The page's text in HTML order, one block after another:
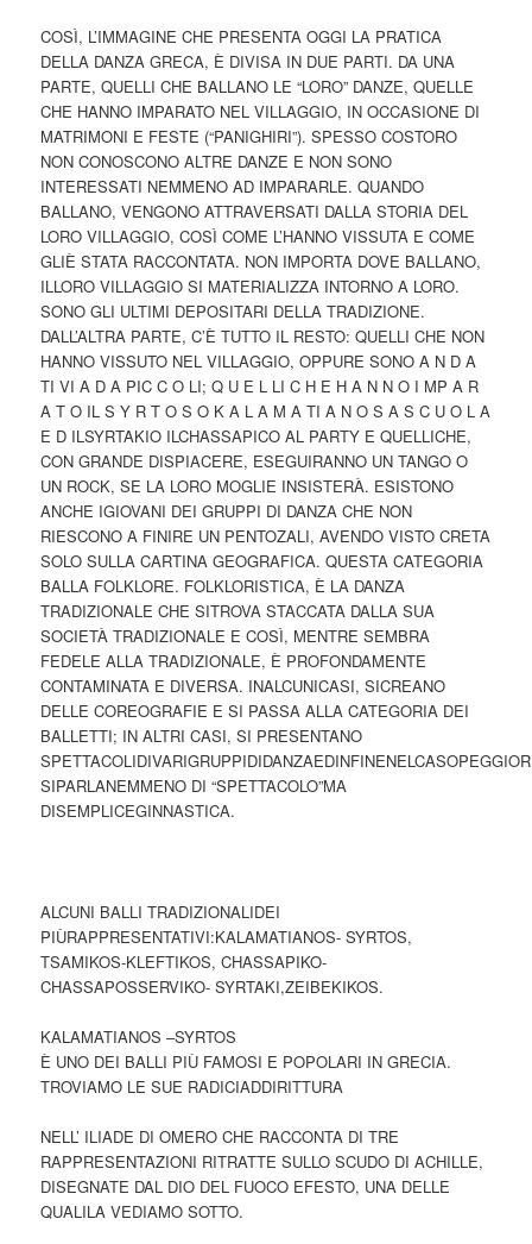
COSÌ, L’IMMAGINE CHE PRESENTA OGGI LA PRATICA
DELLA DANZA GRECA, È DIVISA IN DUE PARTI. DA UNA
PARTE, QUELLI CHE BALLANO LE “LORO” DANZE, QUELLE
CHE HANNO IMPARATO NEL VILLAGGIO, IN OCCASIONE DI
MATRIMONI E FESTE (“PANIGHIRI”). SPESSO COSTORO
NON CONOSCONO ALTRE DANZE E NON SONO
INTERESSATI NEMMENO AD IMPARARLE. QUANDO
BALLANO, VENGONO ATTRAVERSATI DALLA STORIA DEL
LORO VILLAGGIO, COSÌ COME L’HANNO VISSUTA E COME
GLIÈ STATA RACCONTATA. NON IMPORTA DOVE BALLANO,
ILLORO VILLAGGIO SI MATERIALIZZA INTORNO A LORO.
SONO GLI ULTIMI DEPOSITARI DELLA TRADIZIONE.
DALL’ALTRA PARTE, C’È TUTTO IL RESTO: QUELLI CHE NON
HANNO VISSUTO NEL VILLAGGIO, OPPURE SONO A N D A
TI VI A D A PIC C O LI; Q U E L LI C H E H A N N O I MP A R
A T O IL S Y R T O S O K A L A M A TI A N O S A S C U O L A
E D ILSYRTAKIO ILCHASSAPICO AL PARTY E QUELLICHE,
CON GRANDE DISPIACERE, ESEGUIRANNO UN TANGO O
UN ROCK, SE LA LORO MOGLIE INSISTERÀ. ESISTONO
ANCHE IGIOVANI DEI GRUPPI DI DANZA CHE NON
RIESCONO A FINIRE UN PENTOZALI, AVENDO VISTO CRETA
SOLO SULLA CARTINA GEOGRAFICA. QUESTA CATEGORIA
BALLA FOLKLORE. FOLKLORISTICA, È LA DANZA
TRADIZIONALE CHE SITROVA STACCATA DALLA SUA
SOCIETÀ TRADIZIONALE E COSÌ, MENTRE SEMBRA
FEDELE ALLA TRADIZIONALE, È PROFONDAMENTE
CONTAMINATA E DIVERSA. INALCUNICASI, SICREANO
DELLE COREOGRAFIE E SI PASSA ALLA CATEGORIA DEI
BALLETTI; IN ALTRI CASI, SI PRESENTANO
SIPARLANEMMENO DI “SPETTACOLO”MA
DISEMPLICEGINNASTICA.
ALCUNI BALLI TRADIZIONALIDEI
PIÙRAPPRESENTATIVI:KALAMATIANOS- SYRTOS,
TSAMIKOS-KLEFTIKOS, CHASSAPIKO-
CHASSAPOSSERVIKO- SYRTAKI,ZEIBEKIKOS.
KALAMATIANOS –SYRTOS
È UNO DEI BALLI PIÙ FAMOSI E POPOLARI IN GRECIA.
TROVIAMO LE SUE RADICIADDIRITTURA
NELL’ ILIADE DI OMERO CHE RACCONTA DI TRE
RAPPRESENTAZIONI RITRATTE SULLO SCUDO DI ACHILLE,
DISEGNATE DAL DIO DEL FUOCO EFESTO, UNA DELLE
QUALILA VEDIAMO SOTTO.